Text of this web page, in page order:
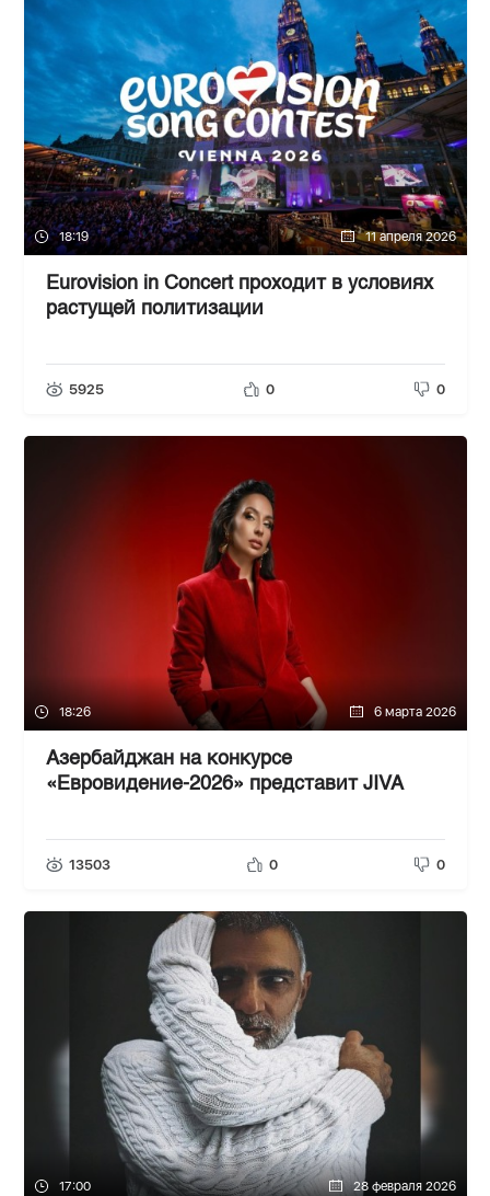
18:19 11 апреля 2026
Eurovision in Concert проходит в условиях
растущей политизации
5925 0 0
18:26 6 марта 2026
Азербайджан на конкурсе
«Евровидение-2026» представит JIVA
13503 0 0
17:00 28 февраля 2026